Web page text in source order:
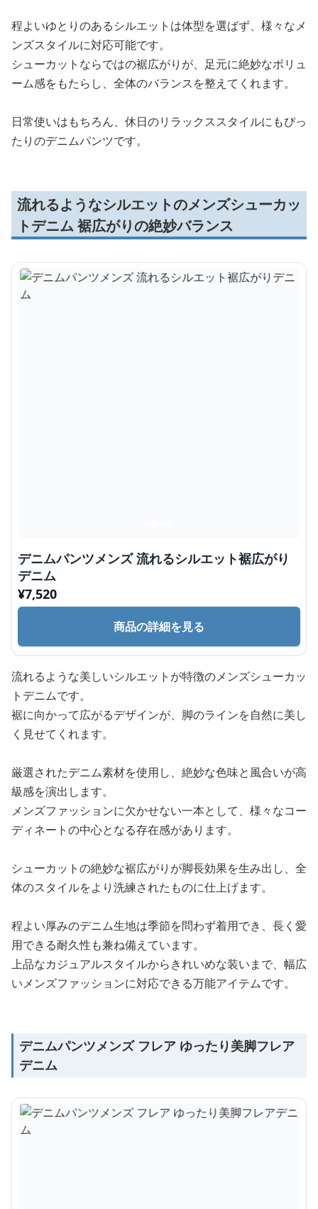
程よいゆとりのあるシルエットは体型を選ばず、様々なメ
ンズスタイルに対応可能です。
シューカットならではの裾広がりが、足元に絶妙なボリュ
ーム感をもたらし、全体のバランスを整えてくれます。
日常使いはもちろん、休日のリラックススタイルにもぴっ
たりのデニムパンツです。
流れるようなシルエットのメンズシューカッ
トデニム 裾広がりの絶妙バランス
デニムパンツメンズ 流れるシルエット裾広がり
デニム
¥7,520
商品の詳細を見る
流れるような美しいシルエットが特徴のメンズシューカッ
トデニムです。
裾に向かって広がるデザインが、脚のラインを自然に美し
く見せてくれます。
厳選されたデニム素材を使用し、絶妙な色味と風合いが高
級感を演出します。
メンズファッションに欠かせない一本として、様々なコー
ディネートの中心となる存在感があります。
シューカットの絶妙な裾広がりが脚長効果を生み出し、全
体のスタイルをより洗練されたものに仕上げます。
程よい厚みのデニム生地は季節を問わず着用でき、長く愛
用できる耐久性も兼ね備えています。
上品なカジュアルスタイルからきれいめな装いまで、幅広
いメンズファッションに対応できる万能アイテムです。
デニムパンツメンズ フレア ゆったり美脚フレア
デニム